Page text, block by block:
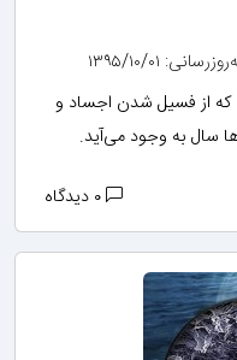
۱۳۹۵/۱۰/۰۱
از فسیل شدن اجساد و
سال به وجود می‌آید.